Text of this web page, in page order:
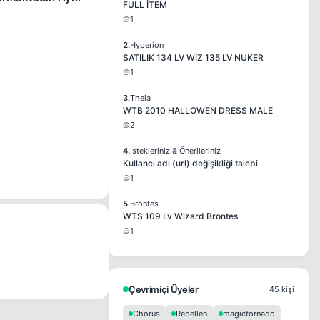
FULL İTEM
1
2.Hyperion
SATILIK 134 LV WİZ 135 LV NUKER
1
3.Theia
WTB 2010 HALLOWEN DRESS MALE
2
4.İstekleriniz & Önerileriniz
Kullancı adı (url) değişikliği talebi
1
5.Brontes
WTS 109 Lv Wizard Brontes
1
Çevrimiçi Üyeler 45 kişi
Chorus Rebellen magictornado